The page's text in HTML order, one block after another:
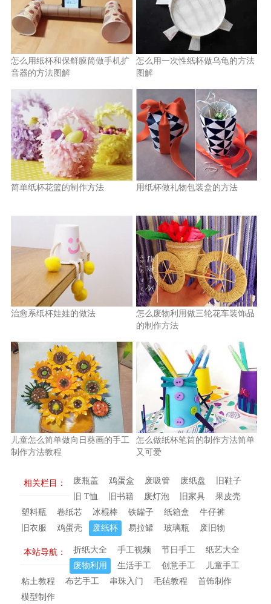
怎么用纸杯和保鲜膜筒做手机扩
音器的方法图解
怎么用一次性纸杯做乌龟的方法
图解
简单纸杯花篮的制作方法 用纸杯做礼物包装盒的方法
治愈系纸杯娃娃的做法
怎么废物利用做三轮花车装饰品
的制作方法
儿童怎么简单做向日葵画的手工
制作方法教程
怎么做纸杯笔筒的制作方法简单
又可爱
相关栏目： 废瓶盖 鸡蛋盒 废吸管 废纸盘
旧鞋子
旧 T恤
旧书籍 废灯泡 旧家具
果皮壳
塑料瓶
卷纸芯 冰棍棒 铁罐子 纸箱盒
牛仔裤
旧衣服
鸡蛋壳 废纸杯 易拉罐 玻璃瓶 废旧物
本站导航： 折纸大全 手工视频 节日手工
纸艺大全
废物利用
生活手工 创意手工
儿童手工
粘土教程
布艺手工 串珠入门 毛毡教程
首饰制作
模型制作